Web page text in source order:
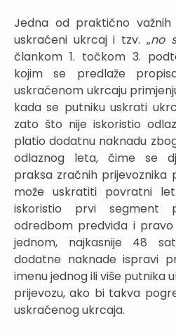
Jedna od praktično
uskraćeni ukrcaj i tzv. „no
člankom 1. točkom 3.
kojim se predlaže
uskraćenom ukrcaju
kada se putniku uskrati
zato što nije iskoristio
platio dodatnu naknadu
odlaznog leta, čime se
praksa zračnih prijevoznika
može uskratiti povratni
iskoristio prvi segment
odredbom predviđa i
jednom, najkasnije 48
dodatne naknade ispravi
imenu jednog ili više putnika
prijevozu, ako bi takva
uskraćenog ukrcaja.